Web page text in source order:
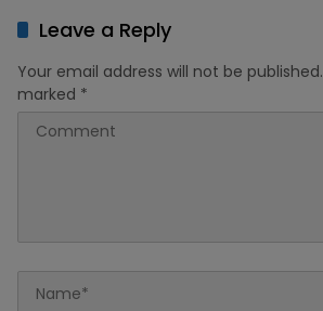
Leave a Reply
Your email address will not be published.
marked *